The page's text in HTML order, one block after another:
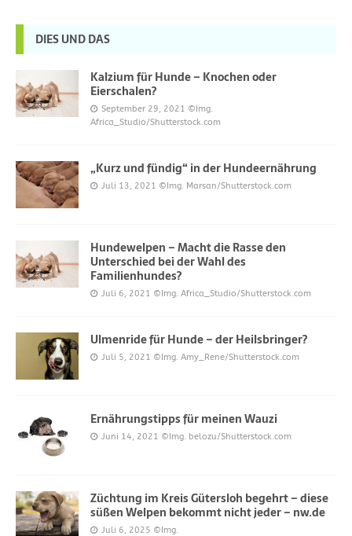
DIES UND DAS
Kalzium für Hunde – Knochen oder
Eierschalen?
September 29, 2021 ©Img.
Africa_Studio/Shutterstock.com
„Kurz und fündig“ in der Hundeernährung
Juli 13, 2021 ©Img. Marsan/Shutterstock.com
Hundewelpen – Macht die Rasse den
Unterschied bei der Wahl des
Familienhundes?
Juli 6, 2021 ©Img. Africa_Studio/Shutterstock.com
Ulmenride für Hunde – der Heilsbringer?
Juli 5, 2021 ©Img. Amy_Rene/Shutterstock.com
Ernährungstipps für meinen Wauzi
Juni 14, 2021 ©Img. belozu/Shutterstock.com
Züchtung im Kreis Gütersloh begehrt – diese
süßen Welpen bekommt nicht jeder – nw.de
Juli 6, 2025 ©Img.